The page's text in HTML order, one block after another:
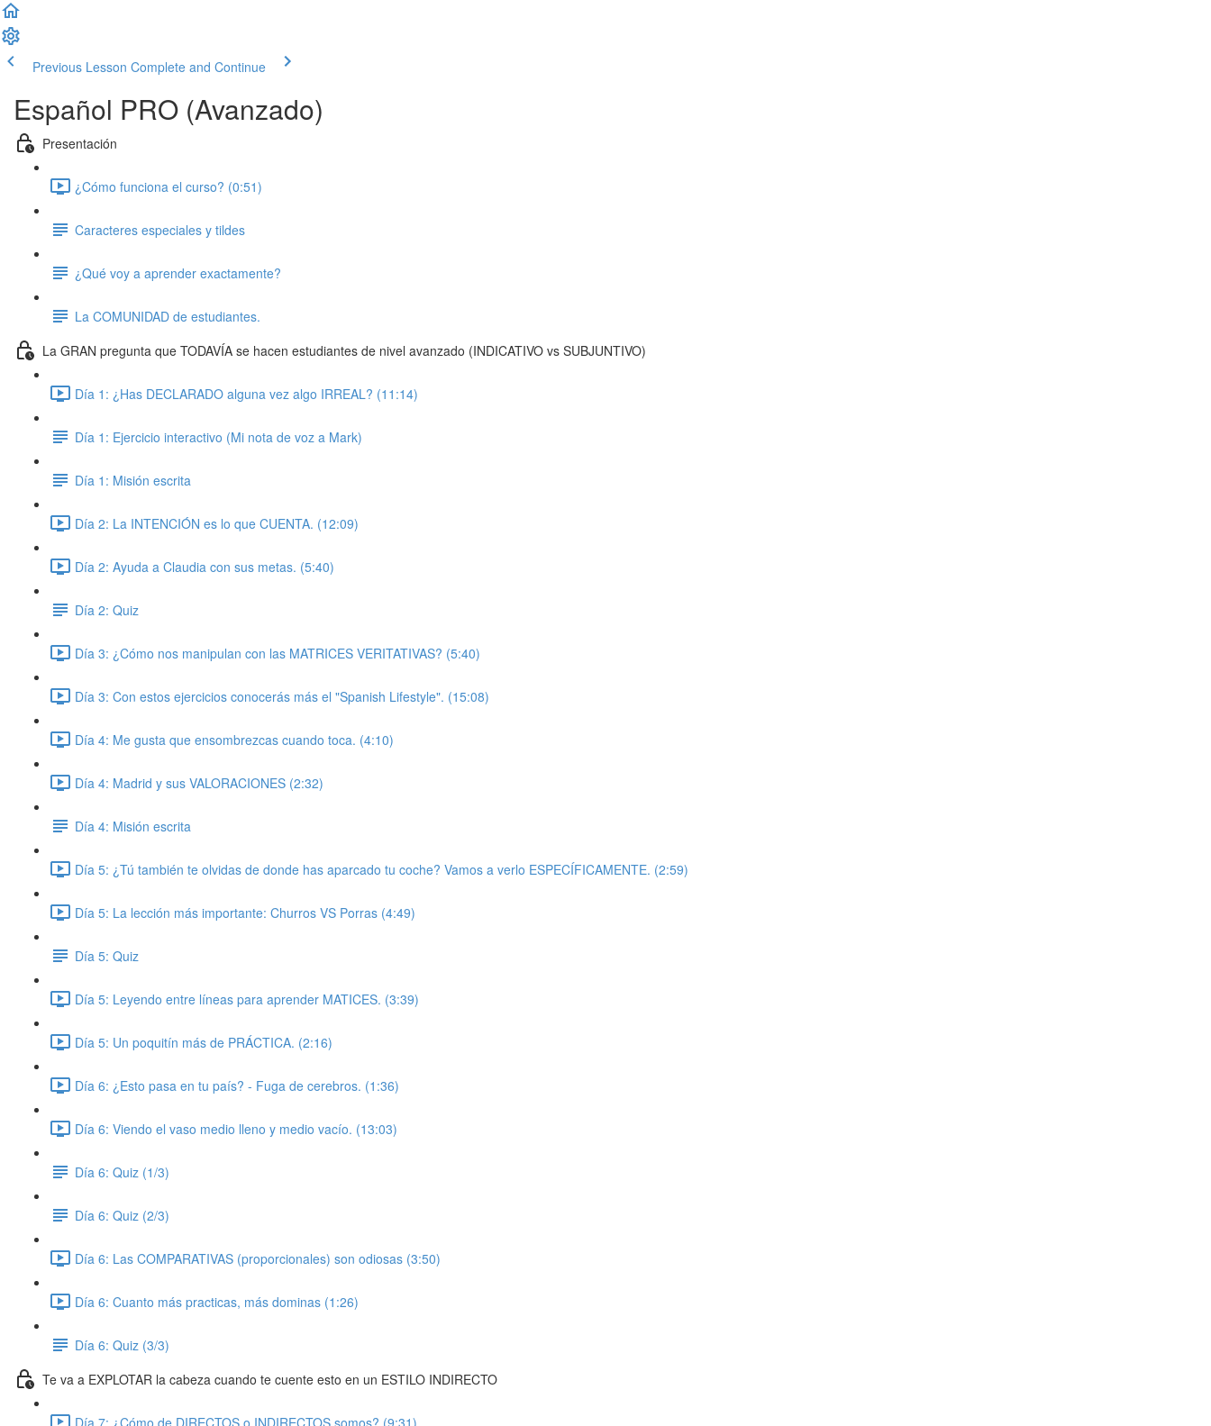
Previous Lesson Complete and Continue
Español PRO (Avanzado)
Presentación
¿Cómo funciona el curso? (0:51)
Caracteres especiales y tildes
¿Qué voy a aprender exactamente?
La COMUNIDAD de estudiantes.
La GRAN pregunta que TODAVÍA se hacen estudiantes de nivel avanzado (INDICATIVO vs SUBJUNTIVO)
Día 1: ¿Has DECLARADO alguna vez algo IRREAL? (11:14)
Día 1: Ejercicio interactivo (Mi nota de voz a Mark)
Día 1: Misión escrita
Día 2: La INTENCIÓN es lo que CUENTA. (12:09)
Día 2: Ayuda a Claudia con sus metas. (5:40)
Día 2: Quiz
Día 3: ¿Cómo nos manipulan con las MATRICES VERITATIVAS? (5:40)
Día 3: Con estos ejercicios conocerás más el "Spanish Lifestyle". (15:08)
Día 4: Me gusta que ensombrezcas cuando toca. (4:10)
Día 4: Madrid y sus VALORACIONES (2:32)
Día 4: Misión escrita
Día 5: ¿Tú también te olvidas de donde has aparcado tu coche? Vamos a verlo ESPECÍFICAMENTE. (2:59)
Día 5: La lección más importante: Churros VS Porras (4:49)
Día 5: Quiz
Día 5: Leyendo entre líneas para aprender MATICES. (3:39)
Día 5: Un poquitín más de PRÁCTICA. (2:16)
Día 6: ¿Esto pasa en tu país? - Fuga de cerebros. (1:36)
Día 6: Viendo el vaso medio lleno y medio vacío. (13:03)
Día 6: Quiz (1/3)
Día 6: Quiz (2/3)
Día 6: Las COMPARATIVAS (proporcionales) son odiosas (3:50)
Día 6: Cuanto más practicas, más dominas (1:26)
Día 6: Quiz (3/3)
Te va a EXPLOTAR la cabeza cuando te cuente esto en un ESTILO INDIRECTO
Día 7: ¿Cómo de DIRECTOS o INDIRECTOS somos? (9:31)